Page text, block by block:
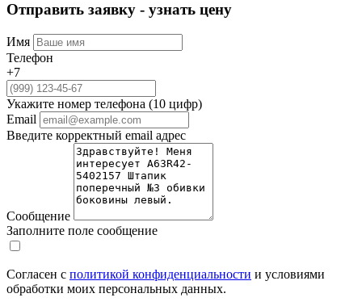
Отправить заявку - узнать цену
Имя
Телефон
+7
Укажите номер телефона (10 цифр)
Email
Введите корректный email адрес
Сообщение
Заполните поле сообщение
Согласен с политикой конфиденциальности и условиями
обработки моих персональных данных.